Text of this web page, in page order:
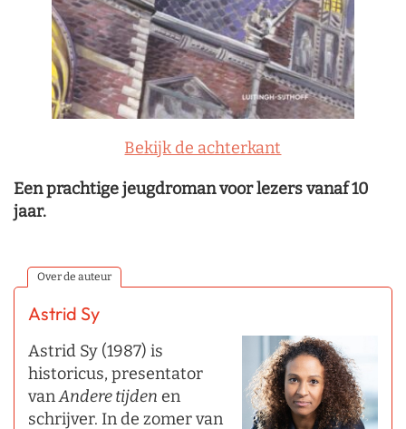
Bekijk de achterkant
Een prachtige jeugdroman voor lezers vanaf 10
jaar.
Over de auteur
Astrid Sy
Astrid Sy (1987) is
historicus, presentator
vanAndere tijden en
schrijver. In de zomer van